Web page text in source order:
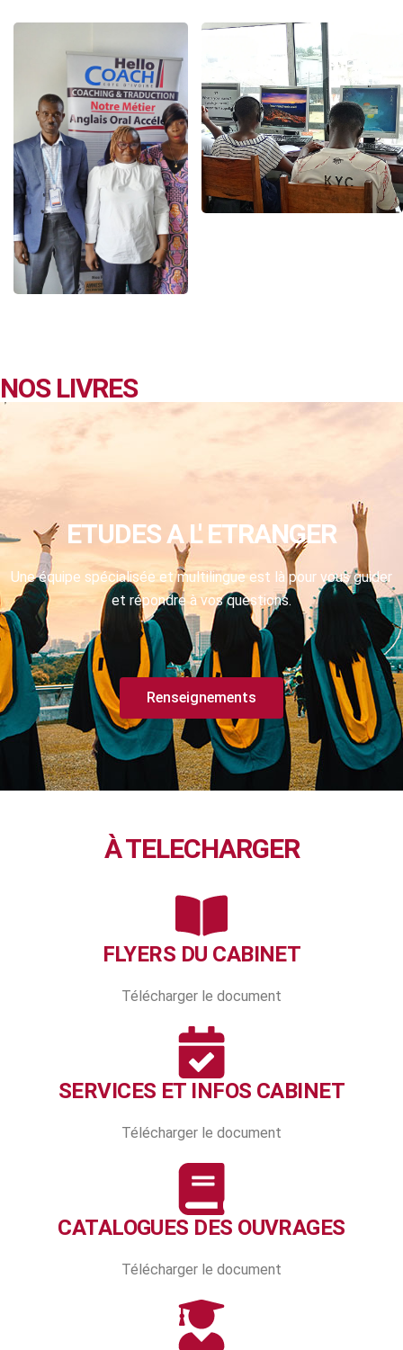
NOS LIVRES
ETUDES A L' ETRANGER
Une équipe spécialisée et multilingue est là pour vous guider
et répondre à vos questions.
Renseignements
À TELECHARGER
FLYERS DU CABINET
Télécharger le document
SERVICES ET INFOS CABINET
Télécharger le document
CATALOGUES DES OUVRAGES
Télécharger le document